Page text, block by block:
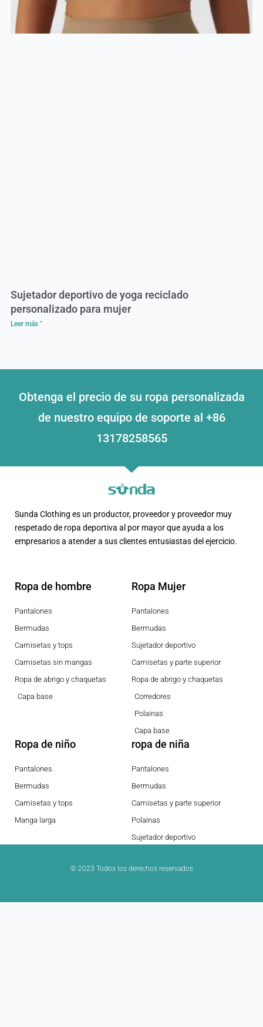
Sujetador deportivo de yoga reciclado
personalizado para mujer
Leer más "
Obtenga el precio de su ropa personalizada
de nuestro equipo de soporte al +86
13178258565
Sunda Clothing es un productor, proveedor y proveedor muy
respetado de ropa deportiva al por mayor que ayuda a los
empresarios a atender a sus clientes entusiastas del ejercicio.
Ropa de hombre
Pantalones
Bermudas
Camisetas y tops
Camisetas sin mangas
Ropa de abrigo y chaquetas
Capa base
Ropa Mujer
Pantalones
Bermudas
Sujetador deportivo
Camisetas y parte superior
Ropa de abrigo y chaquetas
Corredores
Polainas
Capa base
Ropa de niño
Pantalones
Bermudas
Camisetas y tops
Manga larga
ropa de niña
Pantalones
Bermudas
Camisetas y parte superior
Polainas
Sujetador deportivo
© 2023 Todos los derechos reservados